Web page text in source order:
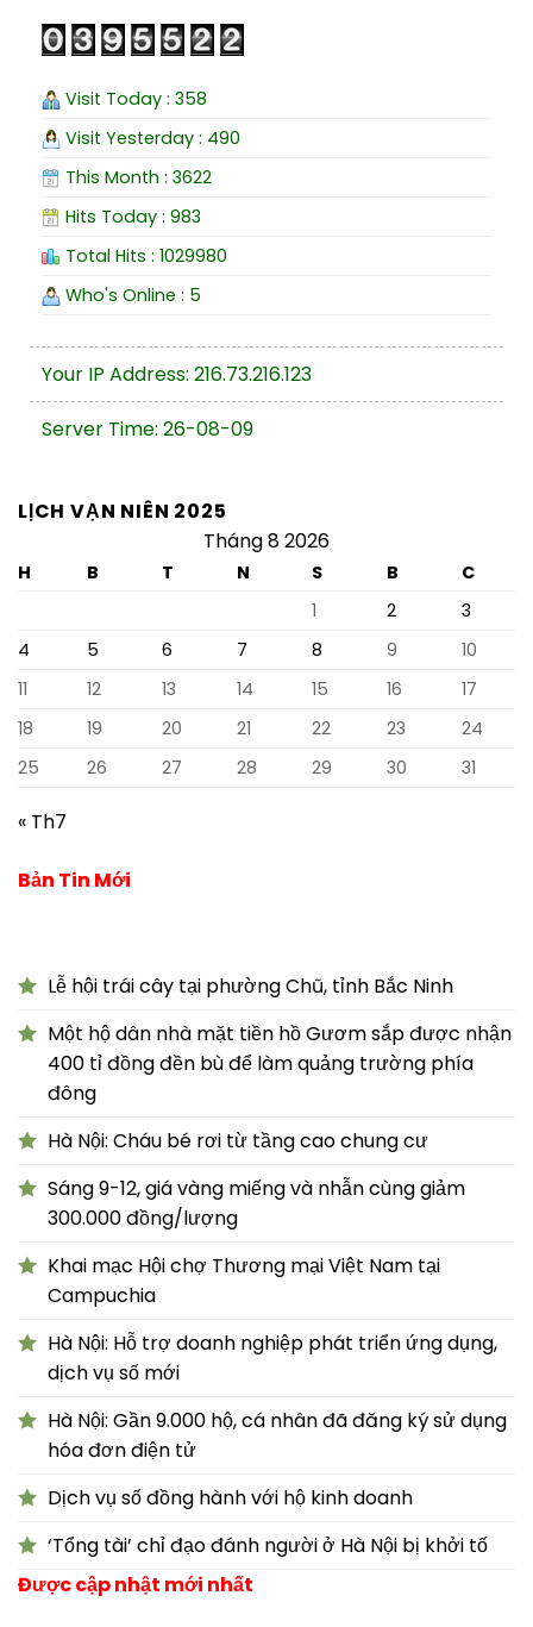
Visit Today : 358
Visit Yesterday : 490
This Month : 3622
Hits Today : 983
Total Hits : 1029980
Who's Online : 5
Your IP Address: 216.73.216.123
Server Time: 26-08-09
LỊCH VẠN NIÊN 2025
Tháng 8 2026
H B T N S B
C
1
2
3
4
5 6 7 8 9
10
11
12 13 14 15 16
17
18
19 20 21 22 23
24
25
26 27 28 29 30 31
« Th7
Bản Tin Mới
Lễ hội trái cây tại phường Chũ, tỉnh Bắc Ninh
Một hộ dân nhà mặt tiền hồ Gươm sắp được nhận
400 tỉ đồng đền bù để làm quảng trường phía
đông
Hà Nội: Cháu bé rơi từ tầng cao chung cư
Sáng 9-12, giá vàng miếng và nhẫn cùng giảm
300.000 đồng/lượng
Khai mạc Hội chợ Thương mại Việt Nam tại
Campuchia
Hà Nội: Hỗ trợ doanh nghiệp phát triển ứng dụng,
dịch vụ số mới
Hà Nội: Gần 9.000 hộ, cá nhân đã đăng ký sử dụng
hóa đơn điện tử
Dịch vụ số đồng hành với hộ kinh doanh
‘Tổng tài’ chỉ đạo đánh người ở Hà Nội bị khởi tố
Được cập nhật mới nhất